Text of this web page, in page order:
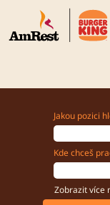
Jakou pozici
Kde chceš
Zobrazit více